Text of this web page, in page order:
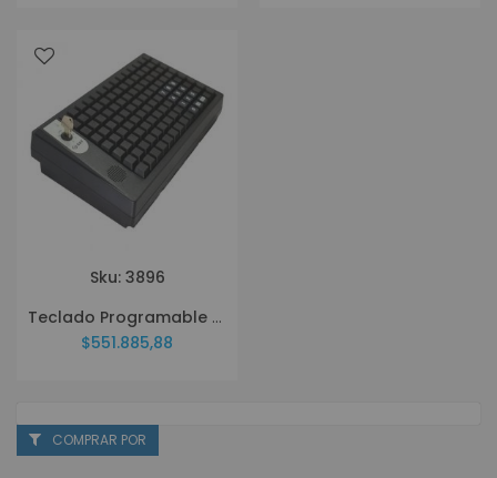
Sku: 3896
Teclado Programable SAT TP112L
$551.885,88
COMPRAR POR